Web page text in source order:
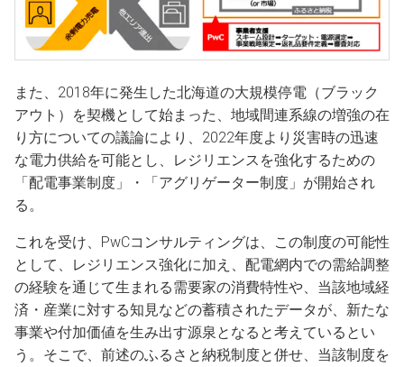
また、2018年に発生した北海道の大規模停電（ブラック
アウト）を契機として始まった、地域間連系線の増強の在
り方についての議論により、2022年度より災害時の迅速
な電力供給を可能とし、レジリエンスを強化するための
「配電事業制度」・「アグリゲーター制度」が開始され
る。
これを受け、PwCコンサルティングは、この制度の可能性
として、レジリエンス強化に加え、配電網内での需給調整
の経験を通じて生まれる需要家の消費特性や、当該地域経
済・産業に対する知見などの蓄積されたデータが、新たな
事業や付加価値を生み出す源泉となると考えているとい
う。そこで、前述のふるさと納税制度と併せ、当該制度を